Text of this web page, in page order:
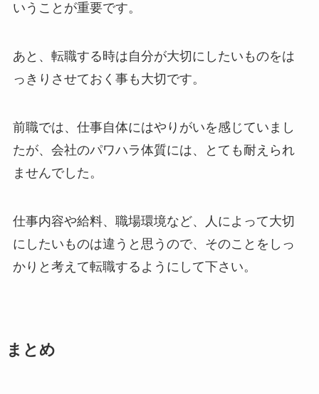
いうことが重要です。
あと、転職する時は自分が大切にしたいものをは
っきりさせておく事も大切です。
前職では、仕事自体にはやりがいを感じていまし
たが、会社のパワハラ体質には、とても耐えられ
ませんでした。
仕事内容や給料、職場環境など、人によって大切
にしたいものは違うと思うので、そのことをしっ
かりと考えて転職するようにして下さい。
まとめ